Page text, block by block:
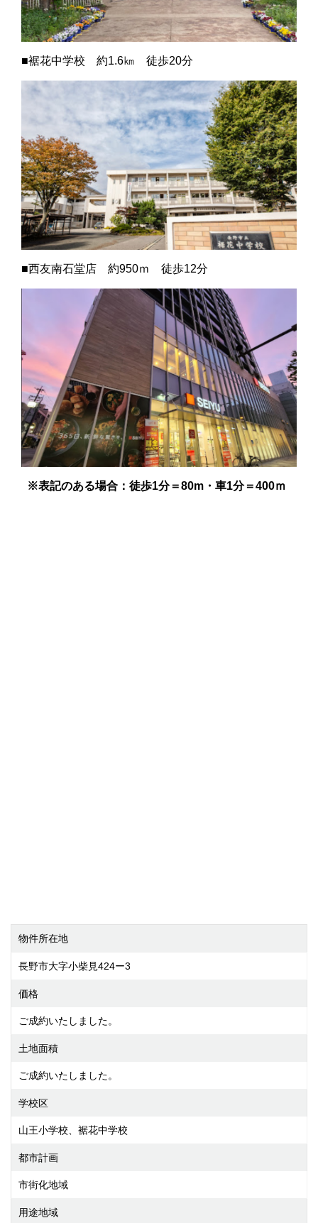
■裾花中学校 約1.6㎞ 徒歩20分
■西友南石堂店 約950ｍ 徒歩12分
※表記のある場合：徒歩1分＝80m ・車1分＝400ｍ
物件所在地
長野市大字小柴見424ー3
価格
ご成約いたしました。
土地面積
ご成約いたしました。
学校区
山王小学校、裾花中学校
都市計画
市街化地域
用途地域